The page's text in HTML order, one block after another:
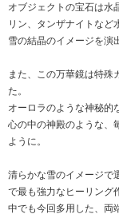
オブジェクトの宝石は水
リン、タンザナイトなど
雪の結晶のイメージを演
また、この万華鏡は特殊
た。
オーロラのような神秘的
心の中の神殿のような、
ように。
清らかな雪のイメージで
で最も強力なヒーリング
中でも今回多用した、両